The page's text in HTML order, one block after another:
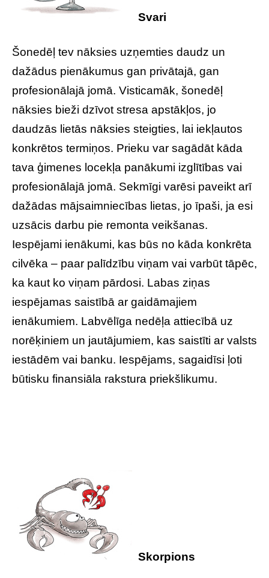
Svari
Šonedēļ tev nāksies uzņemties daudz un
dažādus pienākumus gan privātajā, gan
profesionālajā jomā. Visticamāk, šonedēļ
nāksies bieži dzīvot stresa apstākļos, jo
daudzās lietās nāksies steigties, lai iekļautos
konkrētos termiņos. Prieku var sagādāt kāda
tava ģimenes locekļa panākumi izglītības vai
profesionālajā jomā. Sekmīgi varēsi paveikt arī
dažādas mājsaimniecības lietas, jo īpaši, ja esi
uzsācis darbu pie remonta veikšanas.
Iespējami ienākumi, kas būs no kāda konkrēta
cilvēka – paar palīdzību viņam vai varbūt tāpēc,
ka kaut ko viņam pārdosi. Labas ziņas
iespējamas saistībā ar gaidāmajiem
ienākumiem. Labvēlīga nedēļa attiecībā uz
norēķiniem un jautājumiem, kas saistīti ar valsts
iestādēm vai banku. Iespējams, sagaidīsi ļoti
būtisku finansiāla rakstura priekšlikumu.
Skorpions